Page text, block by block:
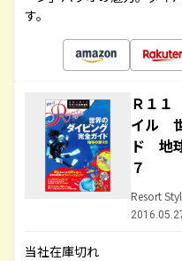
す。
Ｒ１
イル
ド 地
７
Resort
当社在庫切れ